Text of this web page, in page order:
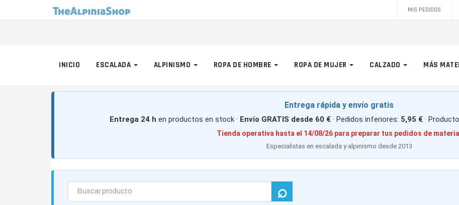
MIS PEDIDOS
INICIO ESCALADA ALPINISMO ROPA DE HOMBRE ROPA DE MUJER CALZADO MÁS
Entrega rápida y envío gratis
Entrega 24 h en productos en stock · Envío GRATIS desde 60 €· Pedidos inferiores: 5,95 €·
Tienda operativa hasta el 14/08/26 para preparar tus pedidos de material
Especialistas en escalada y alpinismo desde 2013